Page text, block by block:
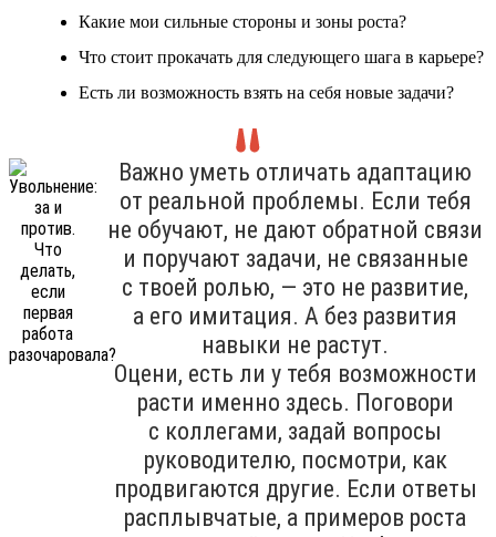
Какие мои сильные стороны и зоны роста?
Что стоит прокачать для следующего шага в карьере?
Есть ли возможность взять на себя новые задачи?
Важно уметь отличать адаптацию
от реальной проблемы. Если тебя
не обучают, не дают обратной связи
и поручают задачи, не связанные
с твоей ролью, — это не развитие,
а его имитация. А без развития
навыки не растут.
Оцени, есть ли у тебя возможности
расти именно здесь. Поговори
с коллегами, задай вопросы
руководителю, посмотри, как
продвигаются другие. Если ответы
расплывчатые, а примеров роста